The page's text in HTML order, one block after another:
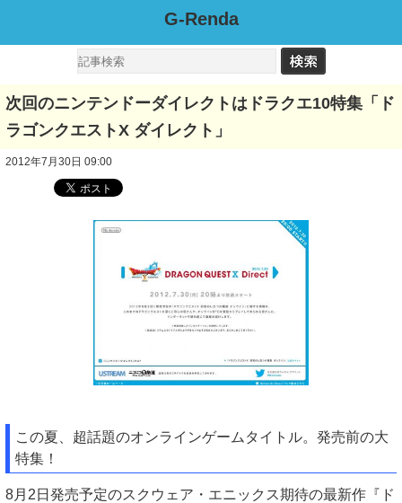
G-Renda
次回のニンテンドーダイレクトはドラクエ10特集「ド
ラゴンクエストX ダイレクト」
2012年7月30日 09:00
この夏、超話題のオンラインゲームタイトル。発売前の大
特集！
8月2日発売予定のスクウェア・エニックス期待の最新作『ド